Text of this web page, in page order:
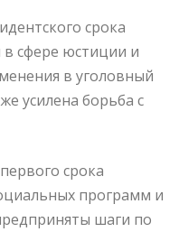
срока
сфере юстиции и
в уголовный
усилена борьба с
срока
программ и
шаги по